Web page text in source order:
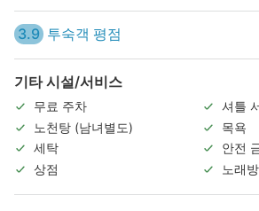
3.9 투숙객 평점
기타 시설/서비스
무료 주차
셔틀
노천탕 (남녀별도)
목욕
세탁
안전
상점
노래방